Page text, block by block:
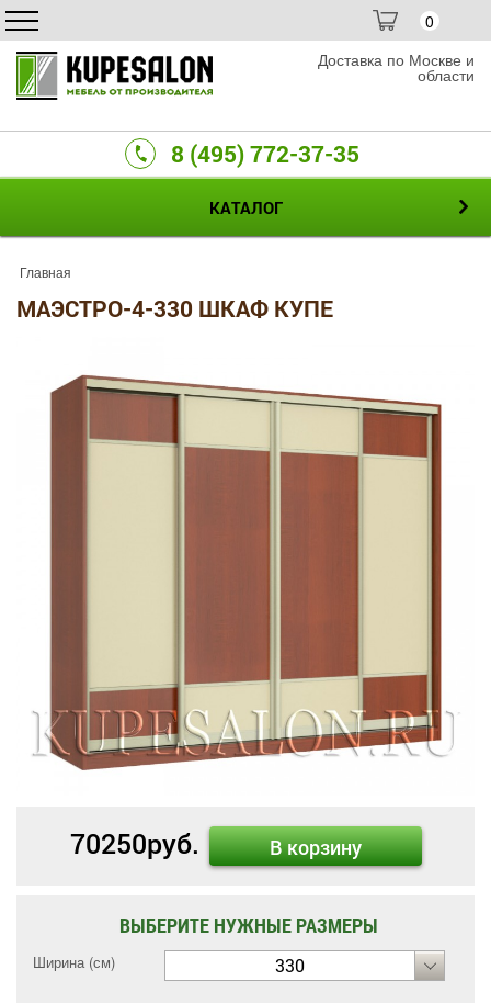
0
Доставка по Москве и
области
8 (495) 772-37-35
КАТАЛОГ
Главная
МАЭСТРО-4-330 ШКАФ КУПЕ
70250руб. В корзину
ВЫБЕРИТЕ НУЖНЫЕ РАЗМЕРЫ
Ширина (см) 330